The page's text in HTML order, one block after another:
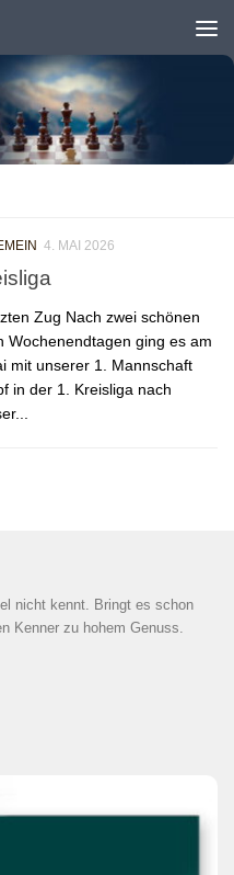
4. MAI 2026
Zug Nach zwei schönen
Wochenendtagen ging es am
mit unserer 1. Mannschaft
in der 1. Kreisliga nach
nicht kennt. Bringt es schon
Kenner zu hohem Genuss.